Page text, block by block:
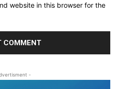
website in this browser for the
-